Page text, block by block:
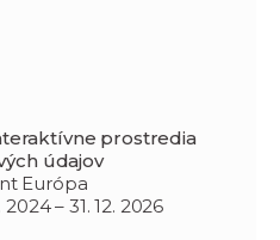
prostredia
údajov
Európa
– 31. 12. 2026